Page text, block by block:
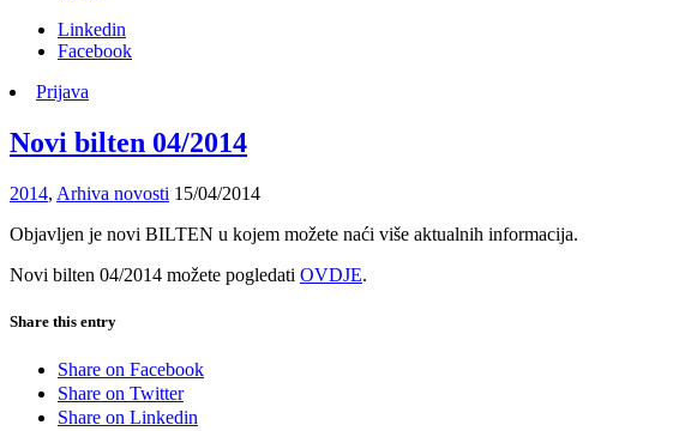
Linkedin
Facebook
Prijava
Novi bilten 04/2014
2014, Arhiva novosti 15/04/2014
Objavljen je novi BILTEN u kojem možete naći više aktualnih informacija.
Novi bilten 04/2014 možete pogledati OVDJE.
Share this entry
Share on Facebook
Share on Twitter
Share on Linkedin